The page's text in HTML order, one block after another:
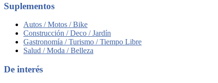
Suplementos
Autos / Motos / Bike
Construcción / Deco / Jardín
Gastronomía / Turismo / Tiempo Libre
Salud / Moda / Belleza
De interés